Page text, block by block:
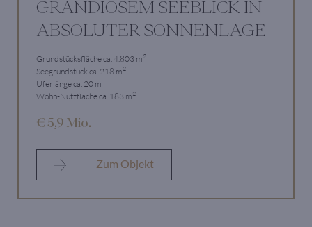
GRANDIOSEM SEEBLICK IN
ABSOLUTER SONNENLAGE
Grundstücksfläche ca. 4.803 m2
Seegrundstück ca. 218 m2
Uferlänge ca. 20 m
Wohn-Nutzfläche ca. 183 m2
€ 5,9 Mio.
Zum Objekt